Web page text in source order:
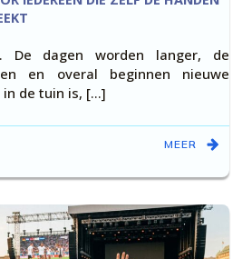
De dagen worden langer, de
en overal beginnen nieuwe
de tuin is, […]
MEER